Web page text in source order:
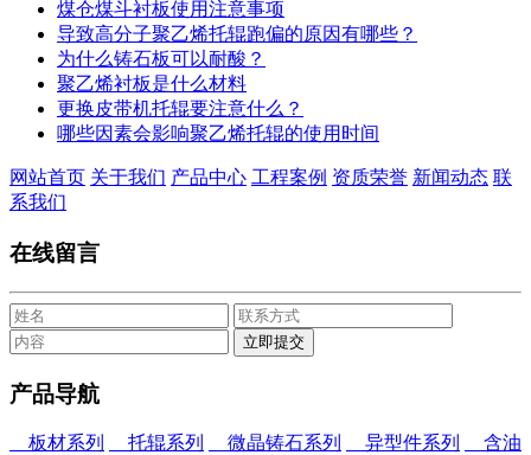
煤仓煤斗衬板使用注意事项
导致高分子聚乙烯托辊跑偏的原因有哪些？
为什么铸石板可以耐酸？
聚乙烯衬板是什么材料
更换皮带机托辊要注意什么？
哪些因素会影响聚乙烯托辊的使用时间
网站首页 关于我们 产品中心 工程案例 资质荣誉 新闻动态 联
系我们
在线留言
产品导航
板材系列 托辊系列 微晶铸石系列 异型件系列
含油